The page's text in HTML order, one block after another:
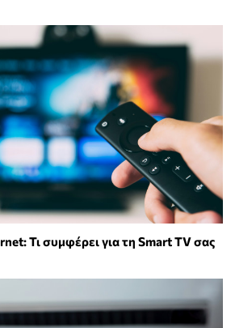
Τι συμφέρει για τη Smart TV σας